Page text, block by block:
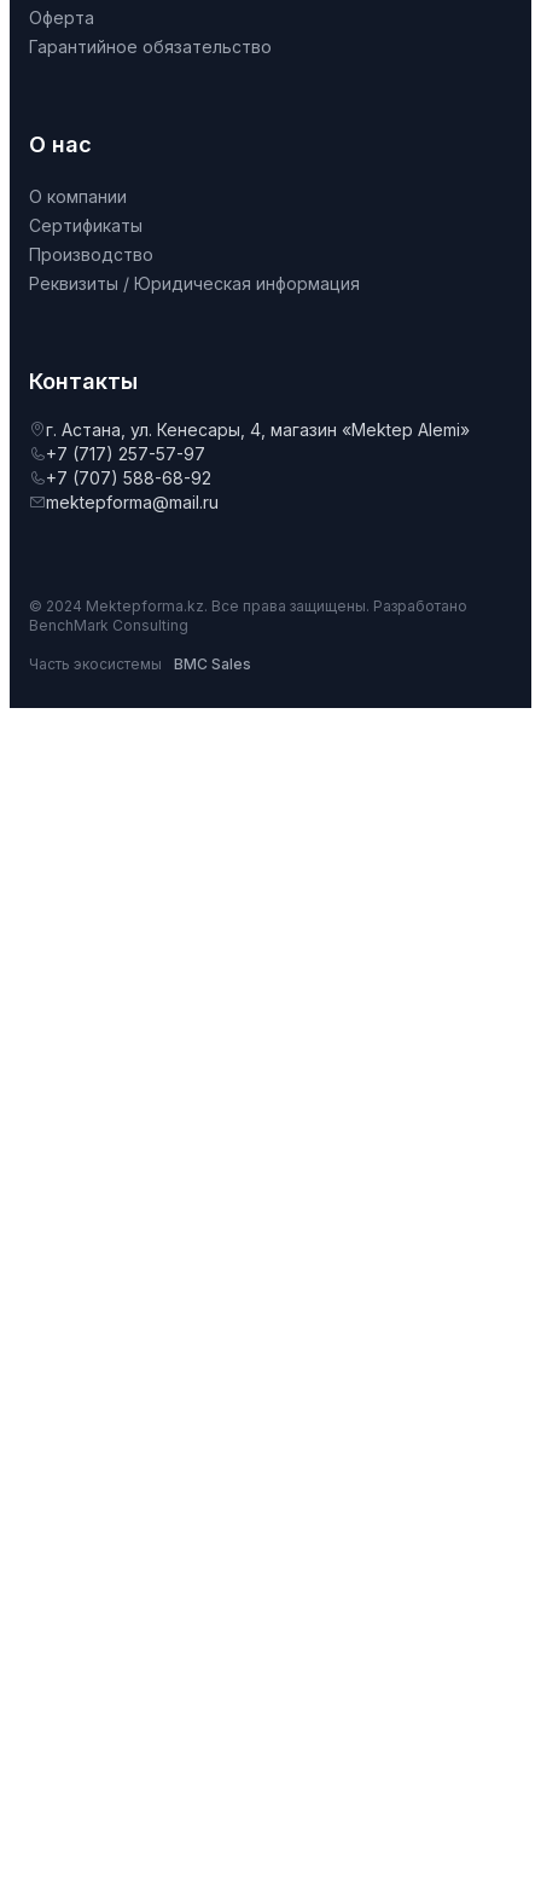
Оферта
Гарантийное обязательство
О нас
О компании
Сертификаты
Производство
Реквизиты / Юридическая информация
Контакты
г. Астана, ул. Кенесары, 4, магазин «Mektep Alemi»
+7 (717) 257-57-97
+7 (707) 588-68-92
mektepforma@mail.ru
© 2024 Mektepforma.kz. Все права защищены. Разработано
BenchMark Consulting
Часть экосистемы BMC Sales